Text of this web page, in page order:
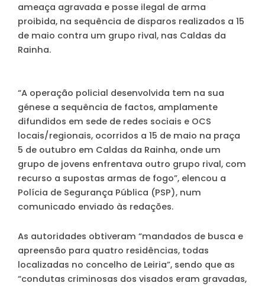
ameaça agravada e posse ilegal de arma
proibida, na sequência de disparos realizados a 15
de maio contra um grupo rival, nas Caldas da
Rainha.
“A operação policial desenvolvida tem na sua
génese a sequência de factos, amplamente
difundidos em sede de redes sociais e OCS
locais/regionais, ocorridos a 15 de maio na praça
5 de outubro em Caldas da Rainha, onde um
grupo de jovens enfrentava outro grupo rival, com
recurso a supostas armas de fogo”, elencou a
Polícia de Segurança Pública (PSP), num
comunicado enviado às redações.
As autoridades obtiveram “mandados de busca e
apreensão para quatro residências, todas
localizadas no concelho de Leiria”, sendo que as
“condutas criminosas dos visados eram gravadas,